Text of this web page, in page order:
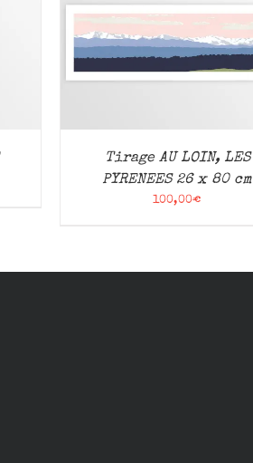
Tirage AU LOIN, LES
PYRENEES 26 x 80 cm
100,00€